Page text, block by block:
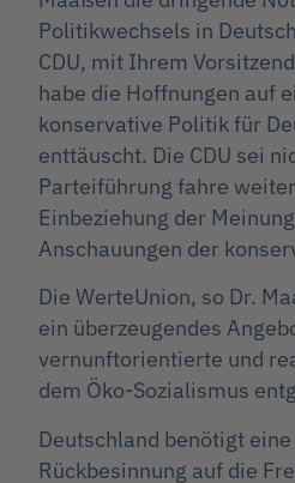
Politikwechsels in
CDU, mit Ihrem
habe die Hoffnungen auf
konservative Politik für
enttäuscht. Die CDU sei
Parteiführung fahre
Einbeziehung der
Anschauungen der
Die WerteUnion, so Dr.
ein überzeugendes
vernunftorientierte und
dem Öko-Sozialismus
Deutschland benötigt
Rückbesinnung auf die